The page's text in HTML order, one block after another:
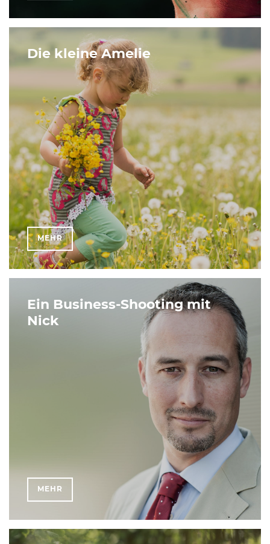
Die kleine Amelie
MEHR
Ein Business-Shooting mit
Nick
MEHR